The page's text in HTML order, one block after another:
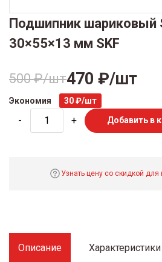
Подшипник шариковый
30×55×13 мм SKF
500 ₽/шт470 ₽/шт
Экономия 30 ₽/шт
- + Добавить в
Узнать цену со скидкой
Описание Характеристики